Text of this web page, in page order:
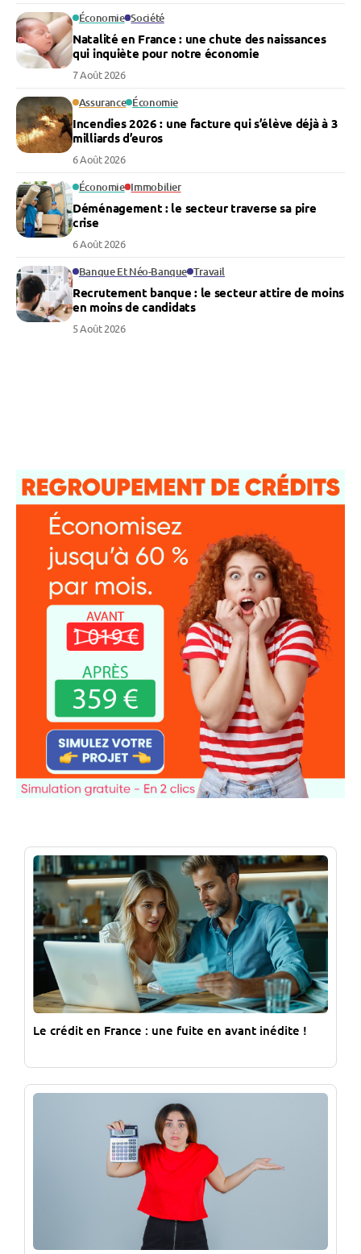
Économie Société
Natalité en France : une chute des naissances
qui inquiète pour notre économie
7 Août 2026
Assurance Économie
Incendies 2026 : une facture qui s’élève déjà à 3
milliards d’euros
6 Août 2026
Économie Immobilier
Déménagement : le secteur traverse sa pire
crise
6 Août 2026
Banque Et Néo-Banque Travail
Recrutement banque : le secteur attire de moins
en moins de candidats
5 Août 2026
Le crédit en France : une fuite en avant inédite !